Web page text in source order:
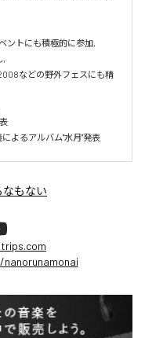
ントにも積極的に参加,
,
などの野外フェスにも精
よるアルバム"水月"発表
なもない